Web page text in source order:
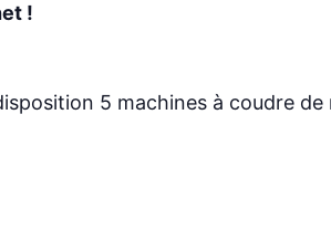
!
5 machines à coudre de